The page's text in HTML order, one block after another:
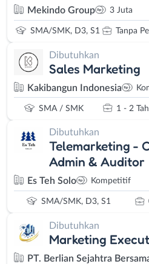
Mekindo Group 3 Juta
SMA/SMK, D3, S1 Tanpa
Dibutuhkan
Sales Marketing
Kakibangun Indonesia
SMA / SMK 1 - 2
Dibutuhkan
Telemarketing -
Admin & Auditor
Es Teh Solo Kompetitif
SMA/SMK, D3, S1
Dibutuhkan
Marketing
PT. Berlian Sejahtra